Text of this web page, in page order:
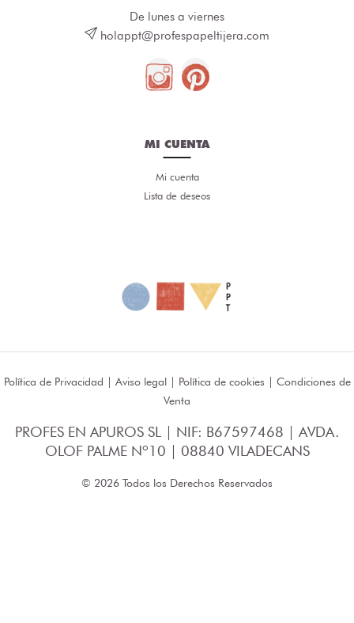
De lunes a viernes
holappt@profespapeltijera.com
MI CUENTA
Mi cuenta
Lista de deseos
Política de Privacidad | Aviso legal| Política de cookies | Condiciones de
Venta
PROFES EN APUROS SL | NIF: B67597468 | AVDA.
OLOF PALME Nº10 | 08840 VILADECANS
© 2026 Todos los Derechos Reservados